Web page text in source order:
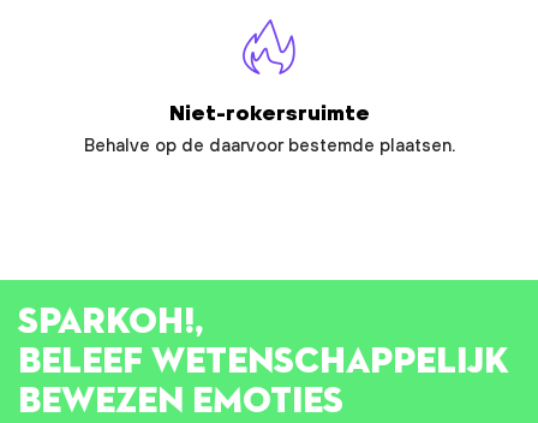
Niet-rokersruimte
Behalve op de daarvoor bestemde plaatsen.
SPARKOH!,
BELEEF WETENSCHAPPELIJK
BEWEZEN EMOTIES